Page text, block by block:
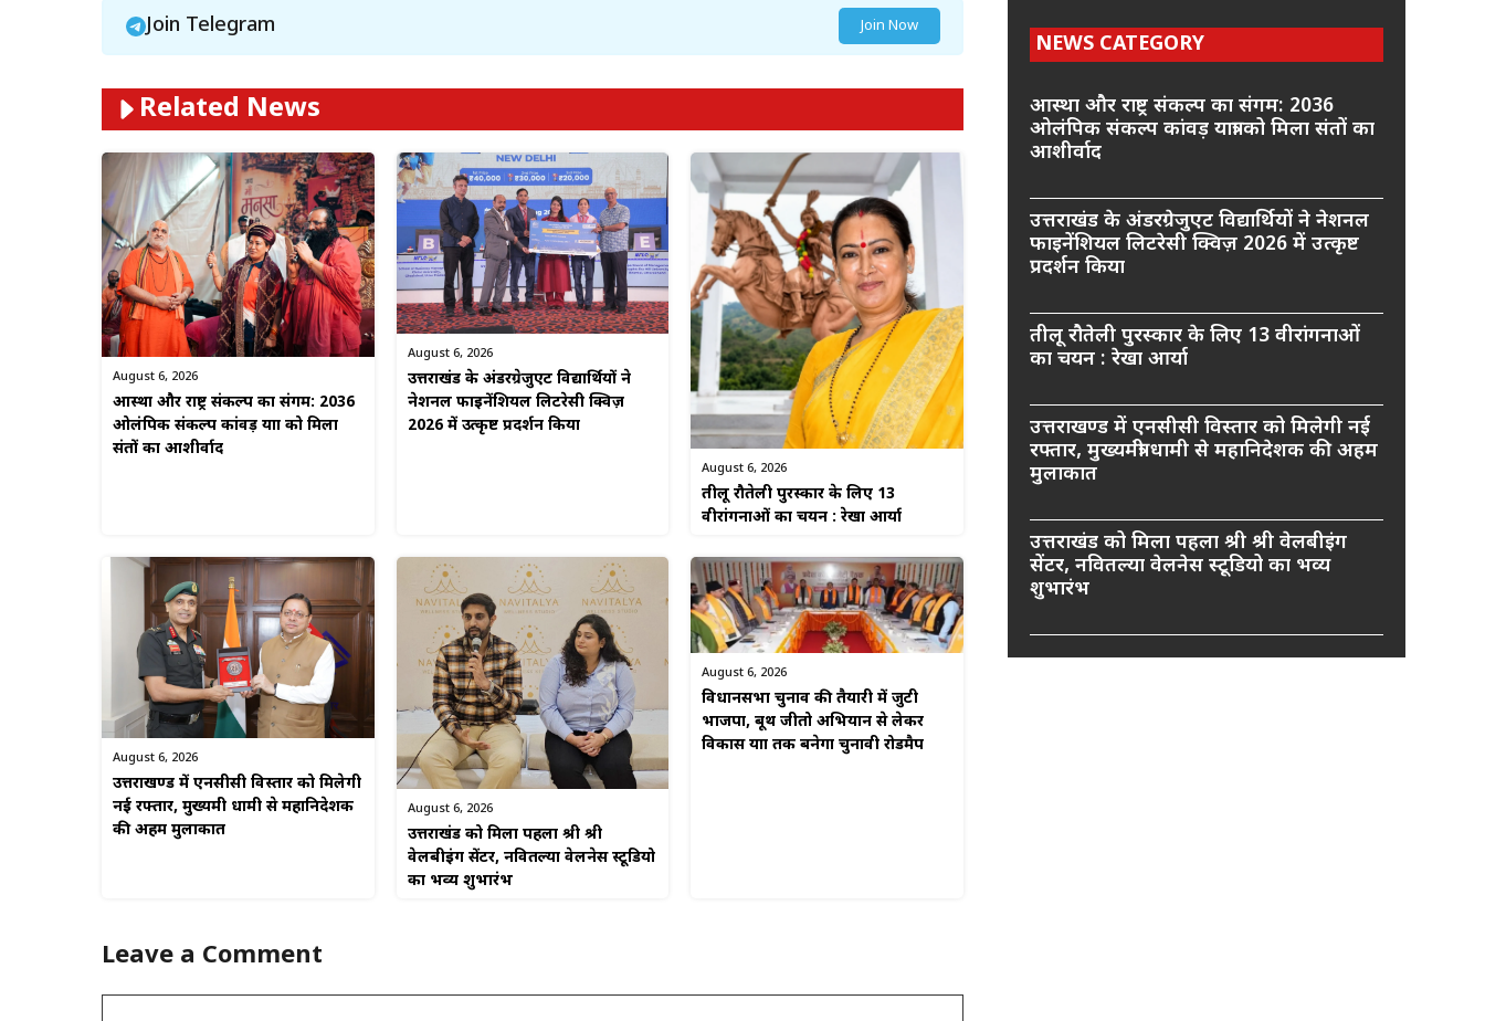
Join Telegram Join Now
Related News
August 6, 2026
आस्था और राष्ट्र संकल्प का संगम: 2036
ओलंपिक संकल्प कांवड़ यात्रा को मिला
संतों का आशीर्वाद
August 6, 2026
उत्तराखंड के अंडरग्रेजुएट विद्यार्थियों ने
नेशनल फाइनेंशियल लिटरेसी क्विज़
2026 में उत्कृष्ट प्रदर्शन किया
August 6, 2026
तीलू रौतेली पुरस्कार के लिए 13
वीरांगनाओं का चयन : रेखा आर्या
August 6, 2026
उत्तराखण्ड में एनसीसी विस्तार को मिलेगी
नई रफ्तार, मुख्यमंत्री धामी से महानिदेशक
की अहम मुलाकात
August 6, 2026
उत्तराखंड को मिला पहला श्री श्री
वेलबीइंग सेंटर, नवितल्या वेलनेस स्टूडियो
का भव्य शुभारंभ
August 6, 2026
विधानसभा चुनाव की तैयारी में जुटी
भाजपा, बूथ जीतो अभियान से लेकर
विकास यात्रा तक बनेगा चुनावी रोडमैप
Leave a Comment
NEWS CATEGORY
आस्था और राष्ट्र संकल्प का संगम: 2036
ओलंपिक संकल्प कांवड़ यात्रा को मिला संतों का
आशीर्वाद
उत्तराखंड के अंडरग्रेजुएट विद्यार्थियों ने नेशनल
फाइनेंशियल लिटरेसी क्विज़ 2026 में उत्कृष्ट
प्रदर्शन किया
तीलू रौतेली पुरस्कार के लिए 13 वीरांगनाओं
का चयन : रेखा आर्या
उत्तराखण्ड में एनसीसी विस्तार को मिलेगी नई
रफ्तार, मुख्यमंत्री धामी से महानिदेशक की अहम
मुलाकात
उत्तराखंड को मिला पहला श्री श्री वेलबीइंग
सेंटर, नवितल्या वेलनेस स्टूडियो का भव्य
शुभारंभ